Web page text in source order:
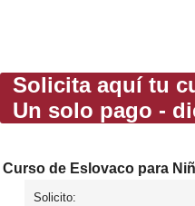
Solicita aquí tu
Un solo pago -
Curso de Eslovaco para
Solicito: